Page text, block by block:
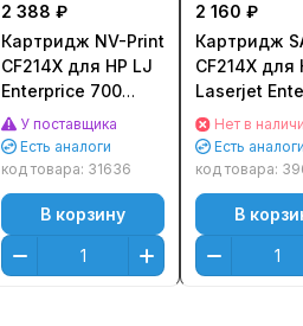
2 388 ₽
Картридж NV-Print
CF214X для HP LJ
Enterprice 700
M725/ M712
(17500стр.)
У поставщика
Есть аналоги
код товара: 31636
В корзину
2 160 ₽
Картридж
CF214X для
Laserjet
700 M712n/
M725
(Black)
Нет в
Есть
код товара:
В